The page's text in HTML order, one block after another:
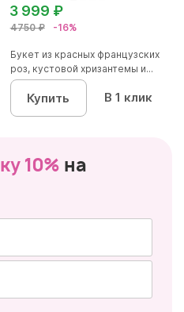
4750 ₽ -16%
3 999 ₽
Букет из красных французских
роз, кустовой хризантемы и...
Купить В 1 клик
10% на